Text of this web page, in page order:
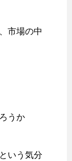
市場の中
うか
いう気分